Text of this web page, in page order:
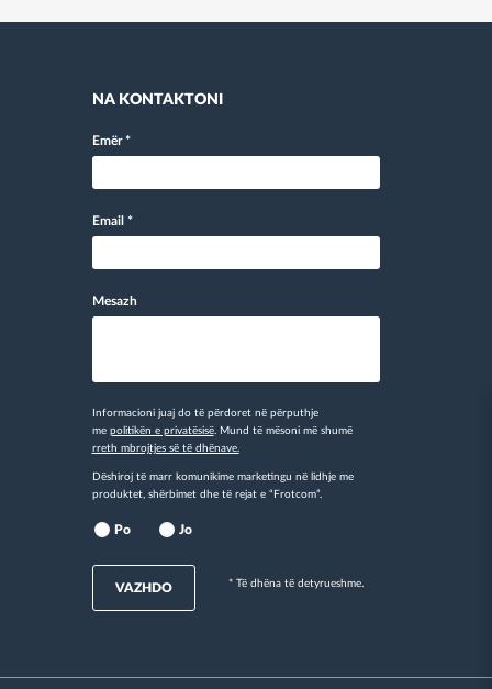
NA KONTAKTONI
Emër*
Email *
Mesazh
Informacioni juaj do të përdoret në përputhje
me politikën e privatësisë. Mund të mësoni më shumë
rreth mbrojtjes së të dhënave.
Dëshiroj të marr komunikime marketingu në lidhje me
produktet, shërbimet dhe të rejat e “Frotcom”.
Po Jo
VAZHDO * Të dhëna të detyrueshme.